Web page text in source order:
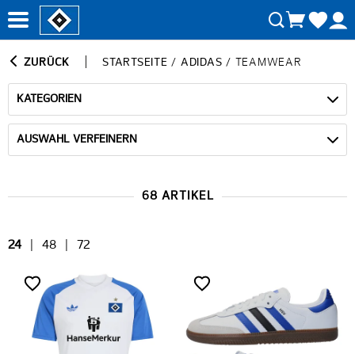
ZURÜCK STARTSEITE / ADIDAS / TEAMWEAR
KATEGORIEN
AUSWAHL VERFEINERN
68 ARTIKEL
24 48 72